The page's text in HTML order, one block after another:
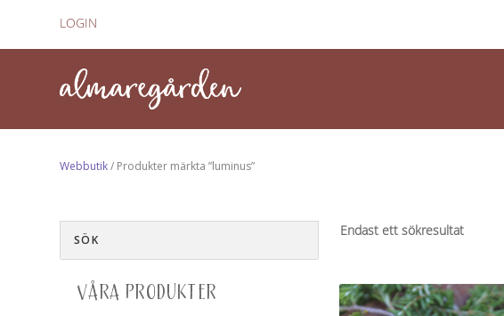
LOGIN
Webbutik/ Produkter märkta ”luminus”
Endast ett sökresultat
VÅRA PRODUKTER